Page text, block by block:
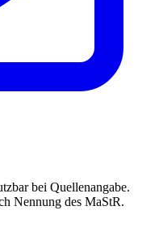
bei Quellenangabe.
Nennung des MaStR.